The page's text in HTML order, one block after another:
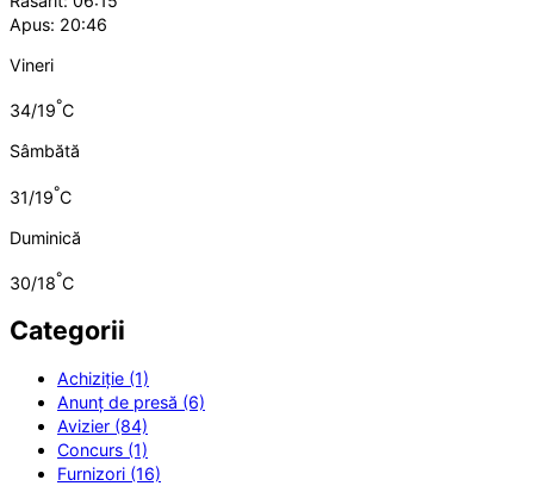
Apus: 20:46
Vineri
34/19°C
Sâmbătă
31/19°C
Duminică
30/18°C
Categorii
Achiziție (1)
Anunț de presă (6)
Avizier (84)
Concurs (1)
Furnizori (16)